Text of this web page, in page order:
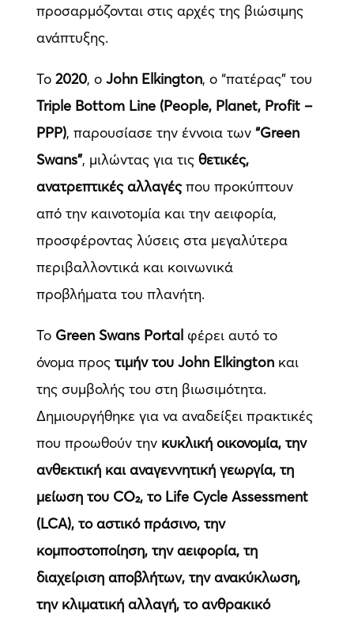
προσαρμόζονται στις αρχές της βιώσιμης
ανάπτυξης.
Το2020, οJohn Elkington, ο “πατέρας” του
Triple Bottom Line (People, Planet, Profit –
PPP), παρουσίασε την έννοια των“Green
Swans”, μιλώντας για τιςθετικές,
ανατρεπτικές αλλαγέςπου προκύπτουν
από την καινοτομία και την αειφορία,
προσφέροντας λύσεις στα μεγαλύτερα
περιβαλλοντικά και κοινωνικά
προβλήματα του πλανήτη.
Το Green Swans Portal φέρει αυτό το
όνομα προςτιμήν του John Elkington και
της συμβολής του στη βιωσιμότητα.
Δημιουργήθηκε για να αναδείξει πρακτικές
που προωθούν την κυκλική οικονομία, την
ανθεκτική και αναγεννητική γεωργία, τη
μείωση του CO₂, το Life Cycle Assessment
(LCA), το αστικό πράσινο, την
κομποστοποίηση, την αειφορία, τη
διαχείριση αποβλήτων, την ανακύκλωση,
την κλιματική αλλαγή, το ανθρακικό